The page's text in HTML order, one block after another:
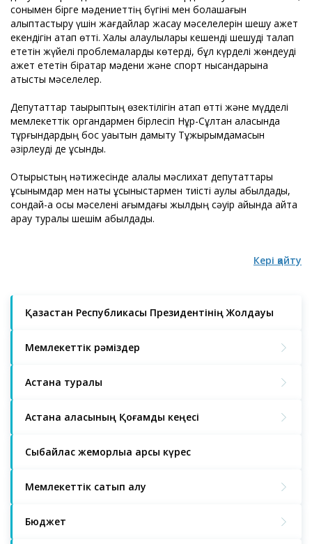
Қазақстан Республикасы Президентінің Жолдауы
Мемлекеттік рәміздер
Астана туралы
Астана қаласының Қоғамдық кеңесі
Сыбайлас жемқорлыққа қарсы күрес
Мемлекеттік сатып алу
Бюджет
сонымен бірге мәдениеттің бүгіні мен болашағын
қалыптастыру үшін жағдайлар жасау мәселелерін шешу қажет
екендігін атап өтті. Халық қалаулылары кешенді шешуді талап
ететін жүйелі проблемаларды көтерді, бұл күрделі жөндеуді
қажет ететін бірқатар мәдени және спорт нысандарына
қатысты мәселелер.
Депутаттар тақырыптың өзектілігін атап өтті және мүдделі
мемлекеттік органдармен бірлесіп Нұр-Сұлтан қаласында
тұрғындардың бос уақытын дамыту Тұжырымдамасын
әзірлеуді де ұсынды.
Отырыстың нәтижесінде қалалық мәслихат депутаттары
ұсынымдар мен нақты ұсыныстармен тиісті қаулы қабылдады,
сондай-ақ осы мәселені ағымдағы жылдың сәуір айында қайта
қарау туралы шешім қабылдады.
Кері қайту